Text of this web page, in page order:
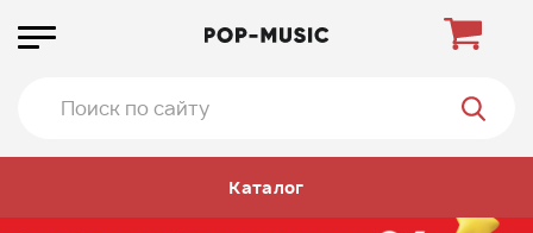
Каталог